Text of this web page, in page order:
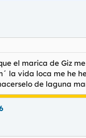
que el marica de Giz
la vida loca me he
de laguna